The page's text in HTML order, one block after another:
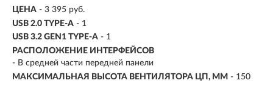
ЦЕНА - 3 395 руб.
USB 2.0 TYPE-A - 1
USB 3.2 GEN1 TYPE-A - 1
РАСПОЛОЖЕНИЕ ИНТЕРФЕЙСОВ
- В средней части передней панели
МАКСИМАЛЬНАЯ ВЫСОТА ВЕНТИЛЯТОРА ЦП, ММ - 150